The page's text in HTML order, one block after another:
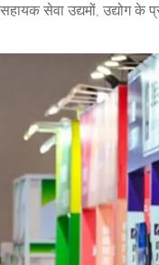
सेवा उद्यमों, उद्योग के